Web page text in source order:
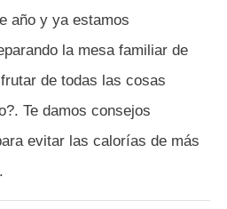
año y ya estamos
la mesa familiar de
de todas las cosas
Te damos consejos
evitar las calorías de más